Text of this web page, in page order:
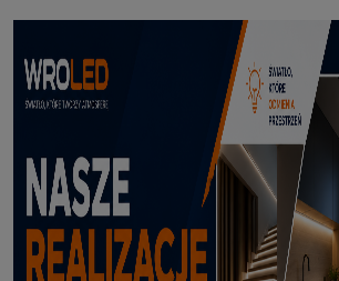
Profil led podtynkowy GK18-3 czarny 3m